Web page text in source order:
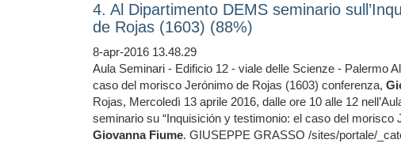
4. Al Dipartimento DEMS seminario
de Rojas (1603) (88%)
8-apr-2016 13.48.29
Aula Seminari - Edificio 12 - viale delle Scienze - Palermo
caso del morisco Jerónimo de Rojas (1603) conferenza,
Rojas, Mercoledì 13 aprile 2016, dalle ore 10 alle 12
seminario su “Inquisición y testimonio: el caso del morisco
Giovanna Fiume. GIUSEPPE GRASSO /sites/portale/